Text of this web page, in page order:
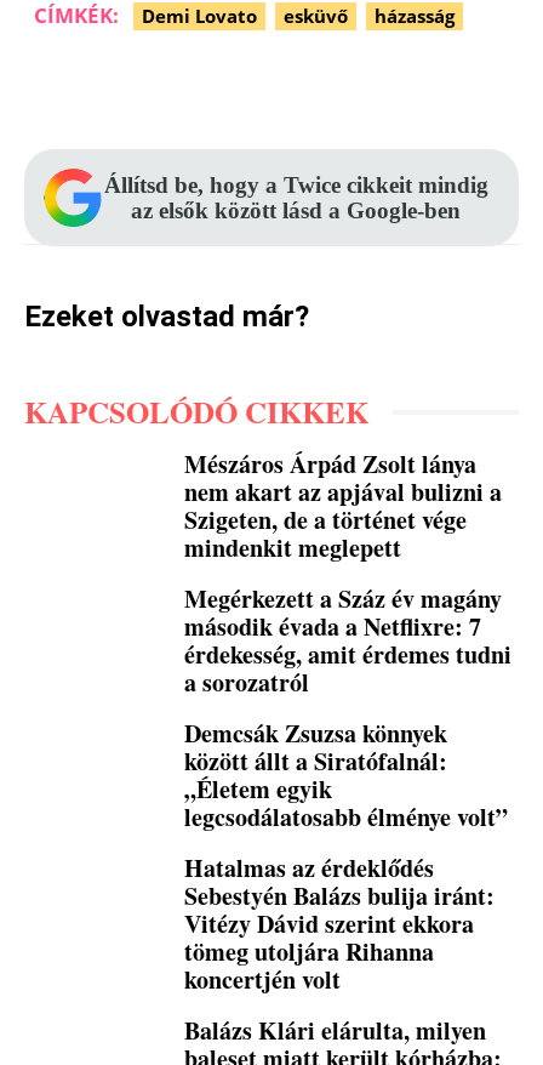
CÍMKÉK: Demi Lovato esküvő házasság
Állítsd be, hogy a Twice cikkeit mindig
az elsők között lásd a Google-ben
Ezeket olvastad már?
KAPCSOLÓDÓ CIKKEK
Mészáros Árpád Zsolt lánya
nem akart az apjával bulizni a
Szigeten, de a történet vége
mindenkit meglepett
Megérkezett a Száz év magány
második évada a Netflixre: 7
érdekesség, amit érdemes tudni
a sorozatról
Demcsák Zsuzsa könnyek
között állt a Siratófalnál:
„Életem egyik
legcsodálatosabb élménye volt”
Hatalmas az érdeklődés
Sebestyén Balázs bulija iránt:
Vitézy Dávid szerint ekkora
tömeg utoljára Rihanna
koncertjén volt
Balázs Klári elárulta, milyen